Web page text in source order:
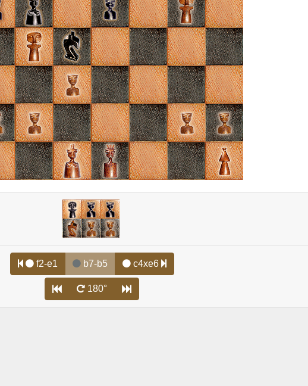
f2-e1 b7-b5 c4xe6
180°